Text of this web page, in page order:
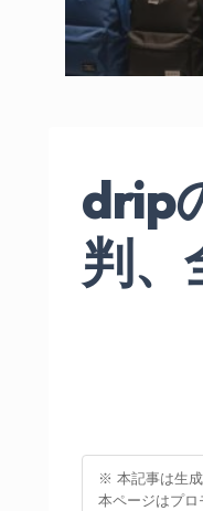
drip
判、
※ 本記事は生成
本ページはプロ